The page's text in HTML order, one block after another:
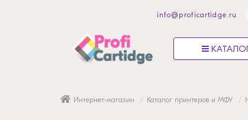
info@proficartidge.ru
Интернет-магазин Каталог принтеров и МФУ